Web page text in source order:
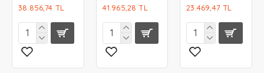
38.856,74 TL
41.965,28 TL
23.469,47 TL